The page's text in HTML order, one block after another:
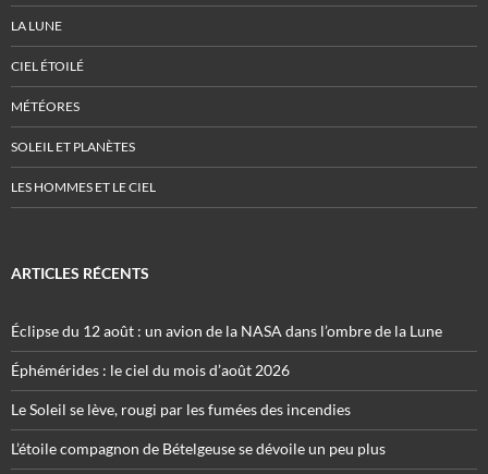
LA LUNE
CIEL ÉTOILÉ
MÉTÉORES
SOLEIL ET PLANÈTES
LES HOMMES ET LE CIEL
ARTICLES RÉCENTS
Éclipse du 12 août : un avion de la NASA dans l’ombre de la Lune
Éphémérides : le ciel du mois d’août 2026
Le Soleil se lève, rougi par les fumées des incendies
L’étoile compagnon de Bételgeuse se dévoile un peu plus